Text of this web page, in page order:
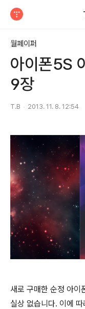
월페이퍼
아이폰5S
9장
T.B 2013. 11. 8. 12:54
새로 구매한 순정 아이
실상 없습니다. 이에